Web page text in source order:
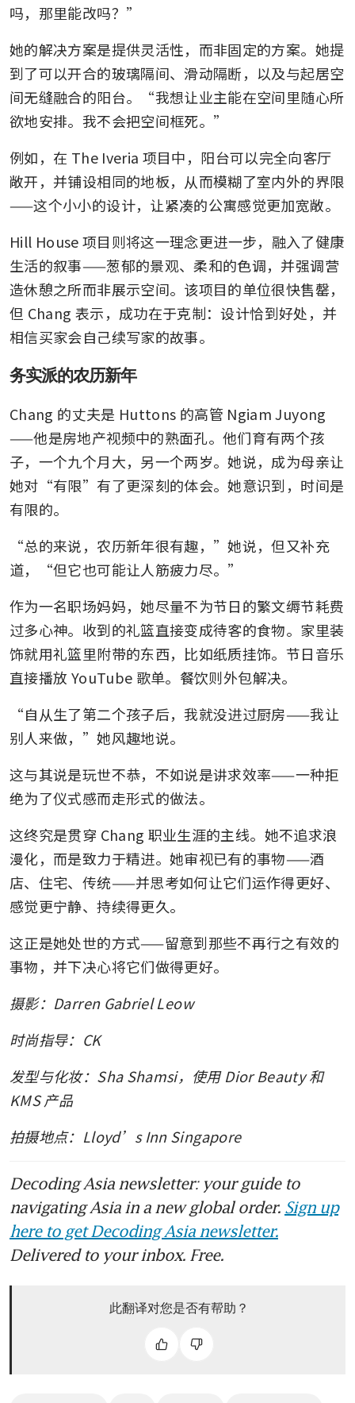
吗，那里能改吗？”
她的解决方案是提供灵活性，而非固定的方案。她提
到了可以开合的玻璃隔间、滑动隔断，以及与起居空
间无缝融合的阳台。“我想让业主能在空间里随心所
欲地安排。我不会把空间框死。”
例如，在 The Iveria 项目中，阳台可以完全向客厅
敞开，并铺设相同的地板，从而模糊了室内外的界限
——这个小小的设计，让紧凑的公寓感觉更加宽敞。
Hill House 项目则将这一理念更进一步，融入了健康
生活的叙事——葱郁的景观、柔和的色调，并强调营
造休憩之所而非展示空间。该项目的单位很快售罄，
但 Chang 表示，成功在于克制：设计恰到好处，并
相信买家会自己续写家的故事。
务实派的农历新年
Chang 的丈夫是 Huttons 的高管 Ngiam Juyong
——他是房地产视频中的熟面孔。他们育有两个孩
子，一个九个月大，另一个两岁。她说，成为母亲让
她对“有限”有了更深刻的体会。她意识到，时间是
有限的。
“总的来说，农历新年很有趣，”她说，但又补充
道，“但它也可能让人筋疲力尽。”
作为一名职场妈妈，她尽量不为节日的繁文缛节耗费
过多心神。收到的礼篮直接变成待客的食物。家里装
饰就用礼篮里附带的东西，比如纸质挂饰。节日音乐
直接播放 YouTube 歌单。餐饮则外包解决。
“自从生了第二个孩子后，我就没进过厨房——我让
别人来做，”她风趣地说。
这与其说是玩世不恭，不如说是讲求效率——一种拒
绝为了仪式感而走形式的做法。
这终究是贯穿 Chang 职业生涯的主线。她不追求浪
漫化，而是致力于精进。她审视已有的事物——酒
店、住宅、传统——并思考如何让它们运作得更好、
感觉更宁静、持续得更久。
这正是她处世的方式——留意到那些不再行之有效的
事物，并下决心将它们做得更好。
摄影：Darren Gabriel Leow
时尚指导：CK
发型与化妆：Sha Shamsi，使用 Dior Beauty 和
KMS 产品
拍摄地点：Lloyd’s Inn Singapore
Decoding Asia newsletter: your guide to
navigating Asia in a new global order. Sign up
here to get Decoding Asia newsletter.
Delivered to your inbox. Free.
此翻译对您是否有帮助？